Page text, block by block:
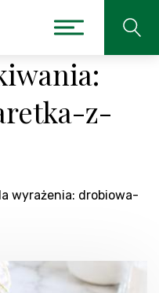
z-
wyrażenia: drobiowa-